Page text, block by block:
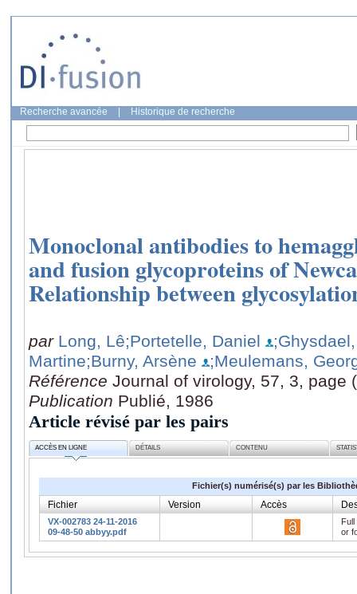
Recherche avancée Historique de recherche
Monoclonal antibodies to
and fusion glycoproteins of
Relationship between
par Long, Lê;Portetelle, Daniel
Martine;Burny, Arsène
;Meulemans,
Référence Journal of virology, 57, 3, page
Publication Publié, 1986
Article révisé par les pairs
ACCÈS EN LIGNE DÉTAILS CONTENU
Fichier(s) numérisé(s) par les
Fichier Version Accès
VX-002783 24-11-2016
09-48-50 abbyy.pdf
or